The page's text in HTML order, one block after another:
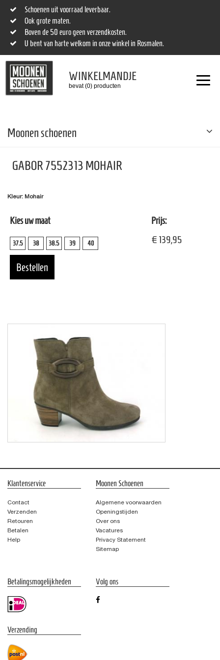
Schoenen uit voorraad leverbaar.
Ook grote maten.
Boven de 50 euro geen verzendkosten.
U bent van harte welkom in onze winkel in Rosmalen.
WINKELMANDJE
bevat (0) producten
Moonen schoenen
GABOR 7552313 MOHAIR
Kleur: Mohair
Kies uw maat
37.5 38 38.5 39 40
Prijs:
€ 139,95
Klantenservice
Contact
Verzenden
Retouren
Betalen
Help
Moonen Schoenen
Algemene voorwaarden
Openingstijden
Over ons
Vacatures
Privacy Statement
Sitemap
Betalingsmogelijkheden
Verzending
Volg ons